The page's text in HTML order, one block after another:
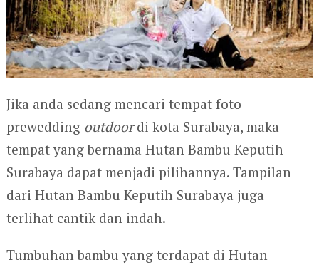
Jika anda sedang mencari tempat foto
prewedding outdoordi kota Surabaya, maka
tempat yang bernama Hutan Bambu Keputih
Surabaya dapat menjadi pilihannya. Tampilan
dari Hutan Bambu Keputih Surabaya juga
terlihat cantik dan indah.
Tumbuhan bambu yang terdapat di Hutan